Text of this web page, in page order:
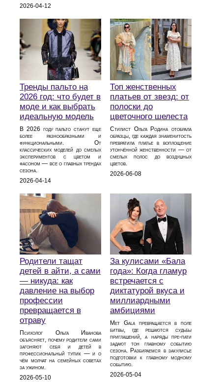
2026-04-12
Тренды пальто на
2026 год: что будет в
моде и как выбрать
идеальную модель
В 2026 году пальто станут еще
более разнообразными и
функциональными. От
классических моделей до смелых
экспериментов с цветом и
фасоном — все о главных трендах
сезона.
2026-04-14
Топ женственных
платьев от звезд: от
полоски до
цветочного шелеста
Стилист Ольга Родина отобрала
образцы, где каждая знаменитость
превратила платье в воплощение
утончённой женственности — от
смелых полос до воздушных
цветов.
2026-06-08
Родители тащат
детей в айти, а сами
— никуда: как
давление на выбор
профессии
превращается в
отраву
Психолог Ольга Иванова
объясняет, почему родители сами
загоняют себя и детей в
профессиональный тупик — и о
чём молчат на семейных советах
за ужином.
2026-05-10
За кулисами «Бала
года»: Когда гламур
встречается с
диктатурой вкуса и
миллиардными
амбициями
Met Gala превращается в поле
битвы, где решаются судьбы
приглашений, а наряды пре-пати
задают тон главному событию
сезона. Разбираемся в закулисье
подготовки к главному модному
событию.
2026-05-04